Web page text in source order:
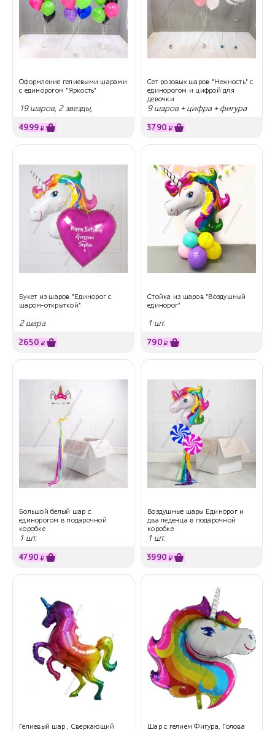
Оформление гелиевыми шарами
с единорогом "Яркость"
19 шаров, 2 звезды,
4999₽
Сет розовых шаров "Нежность" с
единорогом и цифрой для
девочки
9 шаров + цифра + фигура
3790 ₽
Букет из шаров "Единорог с
шаром-открыткой"
2 шара
2650 ₽
Стойка из шаров "Воздушный
единорог"
1 шт.
790 ₽
Большой белый шар с
единорогом в подарочной
коробке
1 шт.
4790 ₽
Воздушные шары Единорог и
два леденца в подарочной
коробке
1 шт.
3990 ₽
Гелиевый шар , Сверкающий Шар с гелием Фигура, Голова